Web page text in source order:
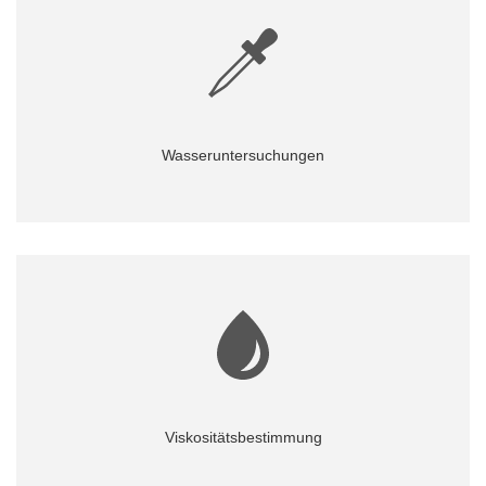
Wasseruntersuchungen
Mehr...
Viskositätsbestimmung
Mehr...